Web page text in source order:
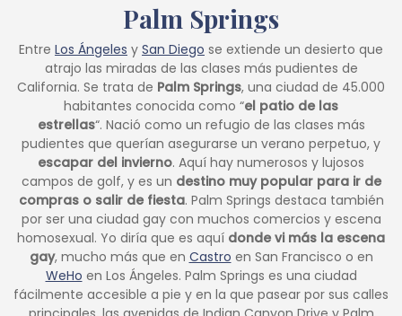
Palm Springs
Entre Los Ángeles y San Diego se extiende un desierto que
atrajo las miradas de las clases más pudientes de
California. Se trata de Palm Springs, una ciudad de 45.000
habitantes conocida como “el patio de las
estrellas“. Nació como un refugio de las clases más
pudientes que querían asegurarse un verano perpetuo, y
escapar del invierno. Aquí hay numerosos y lujosos
campos de golf, y es un destino muy popular para ir de
compras o salir de fiesta. Palm Springs destaca también
por ser una ciudad gay con muchos comercios y escena
homosexual. Yo diría que es aquí donde vi más la escena
gay, mucho más que en Castro en San Francisco o en
WeHo en Los Ángeles. Palm Springs es una ciudad
fácilmente accesible a pie y en la que pasear por sus calles